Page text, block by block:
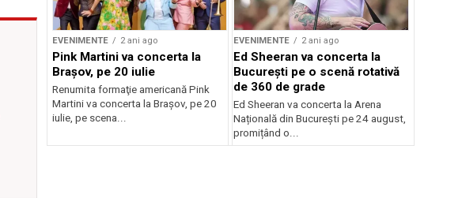
EVENIMENTE 2 ani ago
Pink Martini va concerta la
Braşov, pe 20 iulie
Renumita formaţie americană Pink
Martini va concerta la Braşov, pe 20
iulie, pe scena...
EVENIMENTE 2 ani ago
Ed Sheeran va concerta la
București pe o scenă rotativă
de 360 de grade
Ed Sheeran va concerta la Arena
Națională din București pe 24 august,
promițând o...